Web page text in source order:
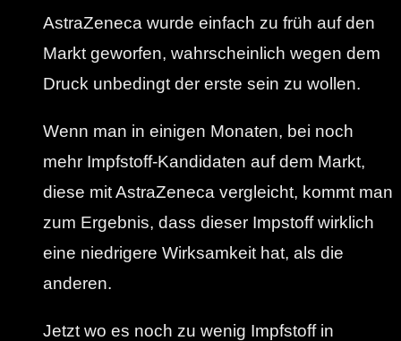
AstraZeneca wurde einfach zu früh auf den
Markt geworfen, wahrscheinlich wegen dem
Druck unbedingt der erste sein zu wollen.
Wenn man in einigen Monaten, bei noch
mehr Impfstoff-Kandidaten auf dem Markt,
diese mit AstraZeneca vergleicht, kommt man
zum Ergebnis, dass dieser Impstoff wirklich
eine niedrigere Wirksamkeit hat, als die
anderen.
Jetzt wo es noch zu wenig Impfstoff in